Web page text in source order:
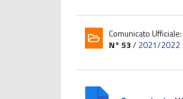
Comunicato Ufficiale:
N° 53/2021/2022